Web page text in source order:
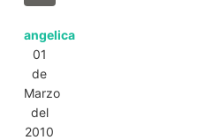
angelica
01
de
Marzo
del
2010